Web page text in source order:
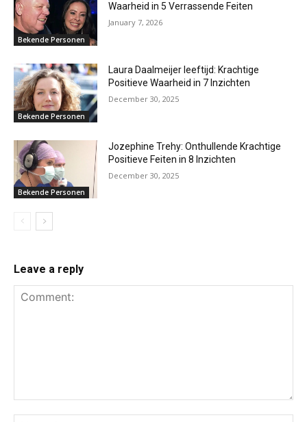
Bekende Personen
Waarheid in 5 Verrassende Feiten
January 7, 2026
Bekende Personen
Laura Daalmeijer leeftijd: Krachtige
Positieve Waarheid in 7 Inzichten
December 30, 2025
Bekende Personen
Jozephine Trehy: Onthullende Krachtige
Positieve Feiten in 8 Inzichten
December 30, 2025
Leave a reply